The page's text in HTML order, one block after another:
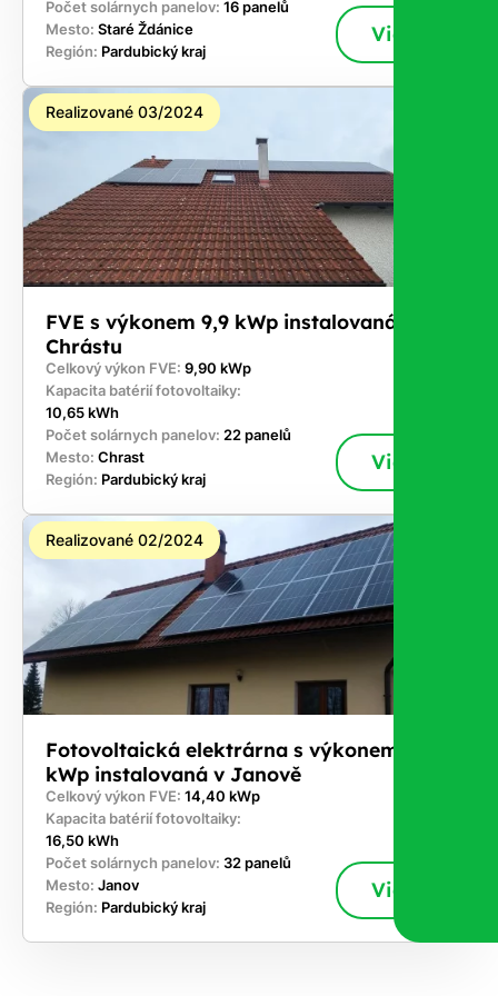
Počet solárnych panelov: 16 panelů
Mesto: Staré Ždánice
Región: Pardubický kraj
Viac
Realizované 03/2024
FVE s výkonem 9,9 kWp instalovaná v
Chrástu
Celkový výkon FVE: 9,90 kWp
Kapacita batérií fotovoltaiky:
10,65 kWh
Počet solárnych panelov: 22 panelů
Mesto: Chrast
Región: Pardubický kraj
Viac
Realizované 02/2024
Fotovoltaická elektrárna s výkonem 14,4
kWp instalovaná v Janově
Celkový výkon FVE: 14,40 kWp
Kapacita batérií fotovoltaiky:
16,50 kWh
Počet solárnych panelov: 32 panelů
Mesto: Janov
Región: Pardubický kraj
Viac